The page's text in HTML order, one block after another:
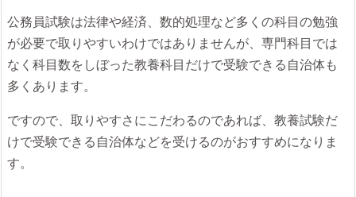
公務員試験は法律や経済、数的処理など多くの科目の勉強
が必要で取りやすいわけではありませんが、専門科目では
なく科目数をしぼった教養科目だけで受験できる自治体も
多くあります。
ですので、取りやすさにこだわるのであれば、教養試験だ
けで受験できる自治体などを受けるのがおすすめになりま
す。